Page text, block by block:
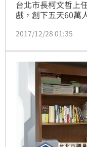
台北市長柯文哲上
戲，創下五天60萬
司推出幕後花絮，
2017/12/28 01:35